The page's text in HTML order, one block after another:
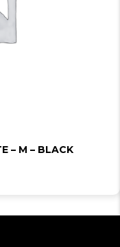
– M – BLACK